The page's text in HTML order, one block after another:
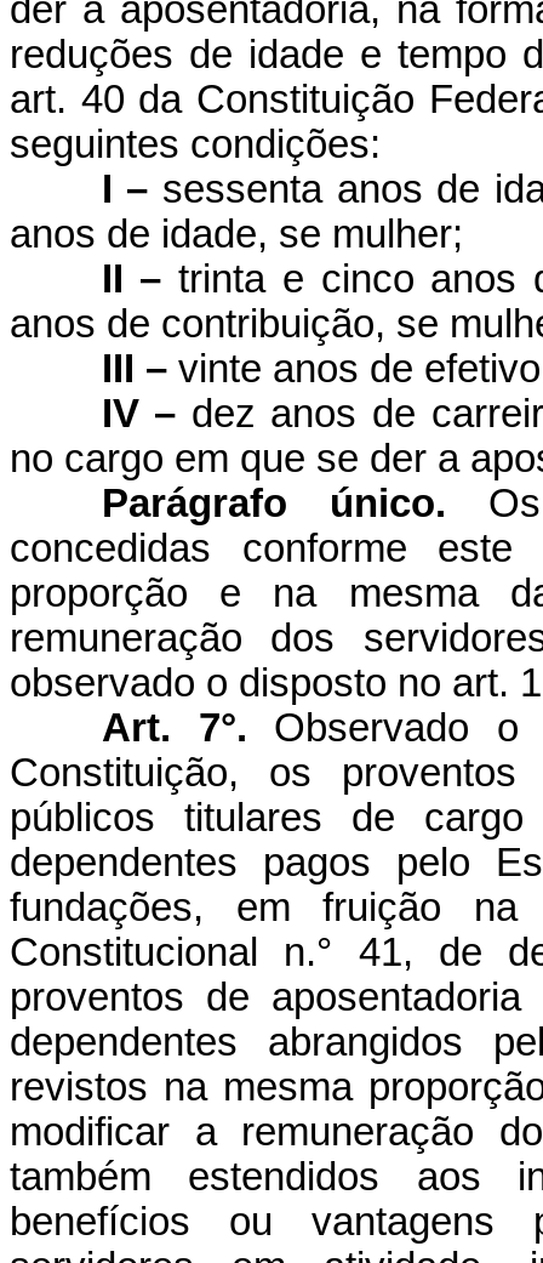
der a aposentadoria, na
reduções de idade e tempo
art. 40 da Constituição
seguintes condições:
I – sessenta anos de
anos de idade, se mulher;
II –trinta e cinco anos
anos de contribuição, se
III – vinte anos de
IV – dez anos de
no cargo em que se der a
Parágrafo único.
concedidas conforme
proporção e na mesma
remuneração dos
observado o disposto no art.
Art. 7°. Observado
Constituição, os
públicos titulares de
dependentes pagos pelo
fundações, em fruição
Constitucional n.° 41, de
proventos de
dependentes abrangidos
revistos na mesma
modificar a remuneração
também estendidos aos
benefícios ou vantagens